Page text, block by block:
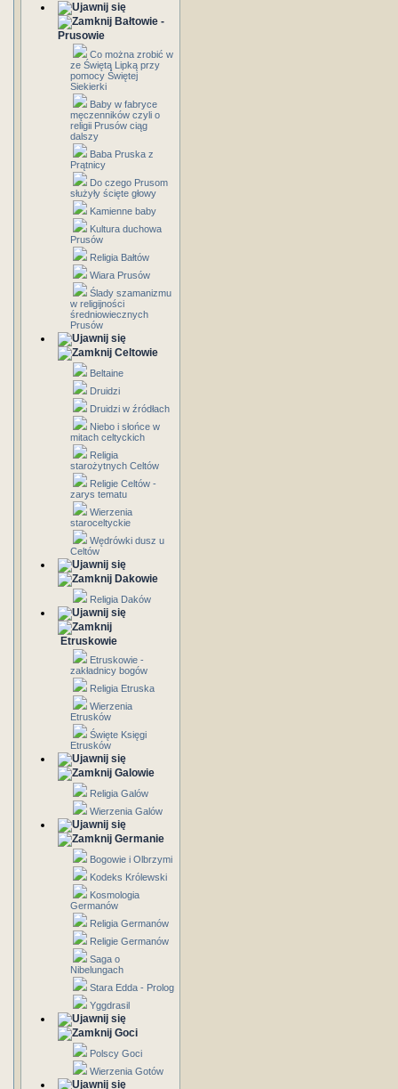
Bałtowie -
Prusowie
Co można zrobić w
ze Świętą Lipką przy
pomocy Świętej
Siekierki
Baby w fabryce
męczenników czyli o
religii Prusów ciąg
dalszy
Baba Pruska z
Prątnicy
Do czego Prusom
służyły ścięte głowy
Kamienne baby
Kultura duchowa
Prusów
Religia Bałtów
Wiara Prusów
Ślady szamanizmu
w religijności
średniowiecznych
Prusów
Celtowie
Beltaine
Druidzi
Druidzi w źródłach
Niebo i słońce w
mitach celtyckich
Religia
starożytnych Celtów
Religie Celtów -
zarys tematu
Wierzenia
staroceltyckie
Wędrówki dusz u
Celtów
Dakowie
Religia Daków
Etruskowie
Etruskowie -
zakładnicy bogów
Religia Etruska
Wierzenia
Etrusków
Święte Księgi
Etrusków
Galowie
Religia Galów
Wierzenia Galów
Germanie
Bogowie i Olbrzymi
Kodeks Królewski
Kosmologia
Germanów
Religia Germanów
Religie Germanów
Saga o
Nibelungach
Stara Edda - Prolog
Yggdrasil
Goci
Polscy Goci
Wierzenia Gotów